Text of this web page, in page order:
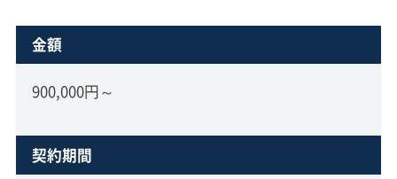
金額
900,000円～
契約期間